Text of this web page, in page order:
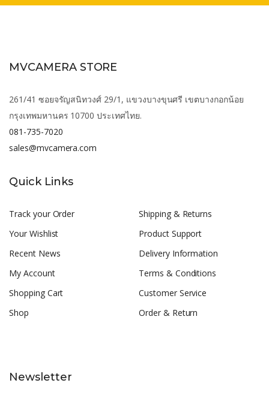
MVCAMERA STORE
261/41 ซอยจรัญสนิทวงศ์ 29/1, แขวงบางขุนศรี เขตบางกอกน้อย
กรุงเทพมหานคร 10700 ประเทศไทย.
081-735-7020
sales@mvcamera.com
Quick Links
Track your Order
Your Wishlist
Recent News
My Account
Shopping Cart
Shop
Shipping & Returns
Product Support
Delivery Information
Terms & Conditions
Customer Service
Order & Return
Newsletter